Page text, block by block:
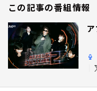
この記事の番組情報